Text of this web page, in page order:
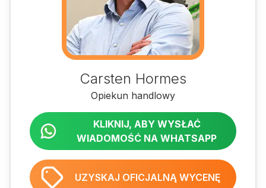
Carsten Hormes
Opiekun handlowy
KLIKNIJ, ABY WYSŁAĆ
WIADOMOŚĆ NA WHATSAPP
UZYSKAJ OFICJALNĄ WYCENĘ